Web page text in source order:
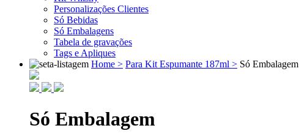
Personalizações Clientes
Só Bebidas
Só Embalagens
Tabela de gravações
Tags e Apliques
Home > Para Kit Espumante 187ml > Só Embalagem
Só Embalagem